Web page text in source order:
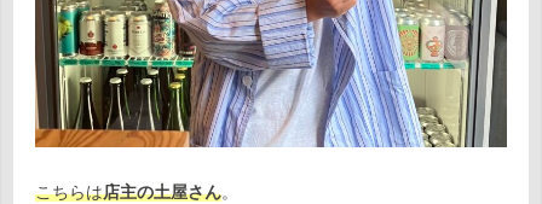
こちらは店主の土屋さん。